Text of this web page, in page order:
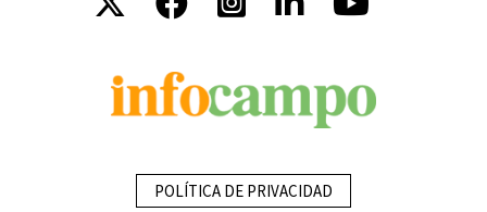
POLÍTICA DE PRIVACIDAD